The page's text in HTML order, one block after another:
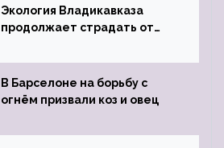
Экология Владикавказа
продолжает страдать от
В Барселоне на борьбу с
огнём призвали коз и овец